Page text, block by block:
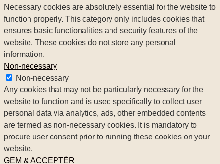
Necessary cookies are absolutely essential for the website to
function properly. This category only includes cookies that
ensures basic functionalities and security features of the
website. These cookies do not store any personal
information.
Non-necessary
Non-necessary
Any cookies that may not be particularly necessary for the
website to function and is used specifically to collect user
personal data via analytics, ads, other embedded contents
are termed as non-necessary cookies. It is mandatory to
procure user consent prior to running these cookies on your
website.
GEM & ACCEPTÈR